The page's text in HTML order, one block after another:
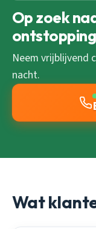
Op zoek
Neem vrijblijvend
nacht.
Wat